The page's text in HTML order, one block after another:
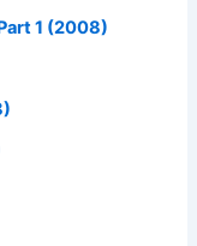
1 (2008)